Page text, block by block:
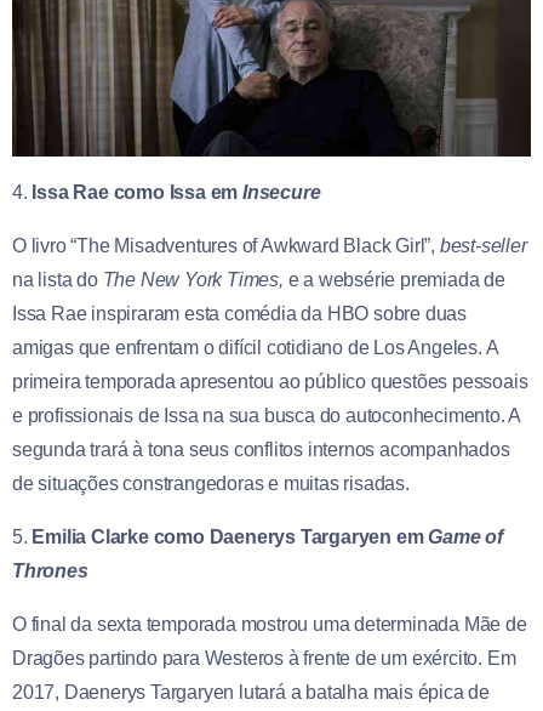
4. Issa Rae como Issa emInsecure
O livro “The Misadventures of Awkward Black Girl”, best-seller
na lista do The New York Times, e a websérie premiada de
Issa Rae inspiraram esta comédia da HBO sobre duas
amigas que enfrentam o difícil cotidiano de Los Angeles. A
primeira temporada apresentou ao público questões pessoais
e profissionais de Issa na sua busca do autoconhecimento. A
segunda trará à tona seus conflitos internos acompanhados
de situações constrangedoras e muitas risadas.
5. Emilia Clarke como Daenerys Targaryen emGame of
Thrones
O final da sexta temporada mostrou uma determinada Mãe de
Dragões partindo para Westeros à frente de um exército. Em
2017, Daenerys Targaryen lutará a batalha mais épica de